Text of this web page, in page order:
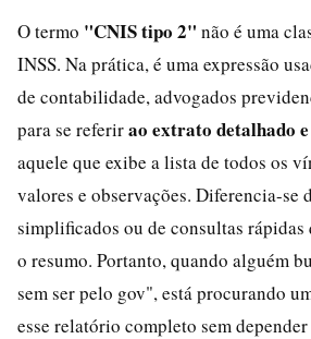
O termo "CNIS tipo 2" não é uma
INSS. Na prática, é uma expressão
de contabilidade, advogados
para se referirao extrato detalhado
aquele que exibe a lista de todos os
valores e observações. Diferencia-se
simplificados ou de consultas rápidas
o resumo. Portanto, quando alguém
sem ser pelo gov", está procurando
esse relatório completo sem